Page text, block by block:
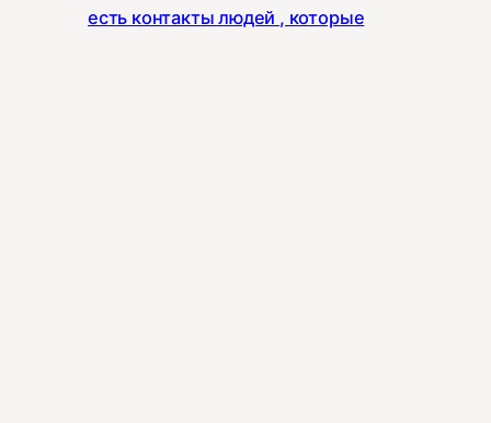
есть контакты людей , которые